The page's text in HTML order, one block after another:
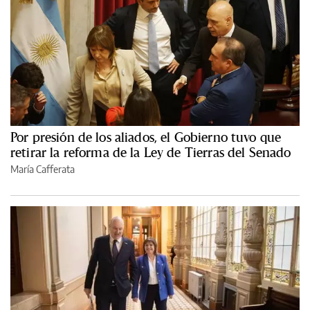
Por presión de los aliados, el Gobierno tuvo que
retirar la reforma de la Ley de Tierras del Senado
María Cafferata